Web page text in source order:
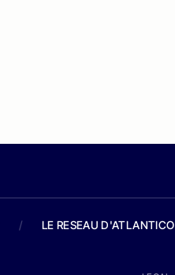
/ LE RESEAU D'ATLANTICO